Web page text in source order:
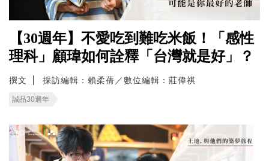
【30週年】不愛吃到難吃米飯！「感性
理科」顧瑋如何詮釋「台灣就是好」？
撰文 採訪編輯：賴柔蒨／數位編輯：莊偉祺
誠品30週年